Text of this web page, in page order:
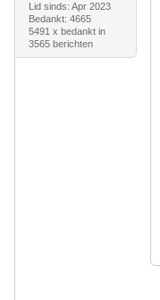
Lid sinds: Apr 2023
Bedankt: 4665
5491 x bedankt in
3565 berichten